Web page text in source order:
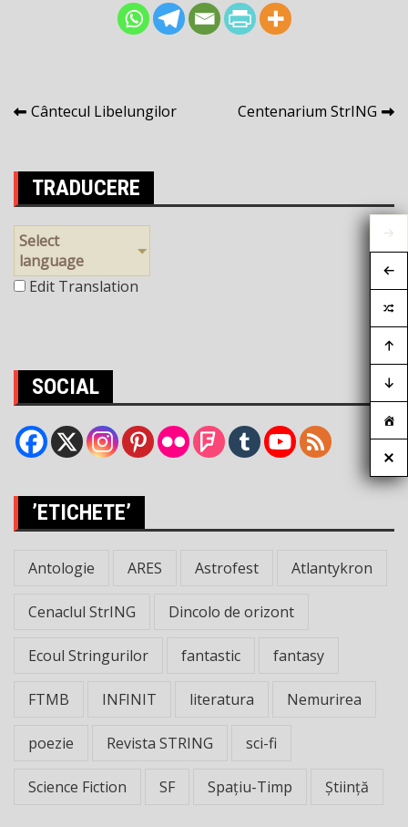
Navigare
articole
Cântecul Libelungilor Centenarium StrING
TRADUCERE
Select
language
Edit Translation
SOCIAL
’ETICHETE’
Antologie ARES Astrofest Atlantykron
Cenaclul StrING Dincolo de orizont
Ecoul Stringurilor fantastic fantasy
FTMB INFINIT literatura Nemurirea
poezie Revista STRING sci-fi
Science Fiction SF Spațiu-Timp Știință